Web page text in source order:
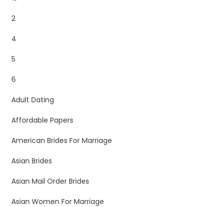
2
4
5
6
Adult Dating
Affordable Papers
American Brides For Marriage
Asian Brides
Asian Mail Order Brides
Asian Women For Marriage